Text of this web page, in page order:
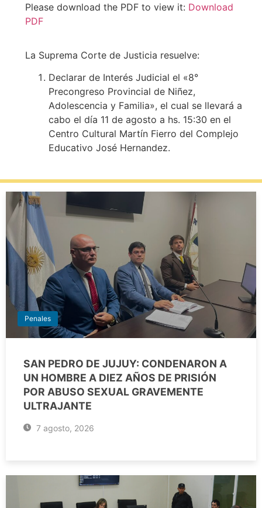
Please download the PDF to view it: Download
PDF
La Suprema Corte de Justicia resuelve:
Declarar de Interés Judicial el «8°
Precongreso Provincial de Niñez,
Adolescencia y Familia», el cual se llevará a
cabo el día 11 de agosto a hs. 15:30 en el
Centro Cultural Martín Fierro del Complejo
Educativo José Hernandez.
Penales
SAN PEDRO DE JUJUY: CONDENARON A
UN HOMBRE A DIEZ AÑOS DE PRISIÓN
POR ABUSO SEXUAL GRAVEMENTE
ULTRAJANTE
7 agosto, 2026